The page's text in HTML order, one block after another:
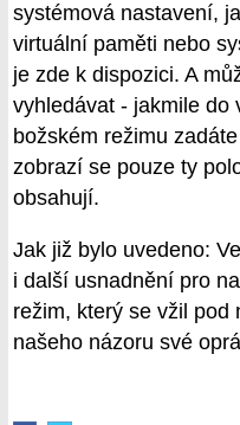
systémová nastavení,
virtuální paměti nebo
je zde k dispozici. A
vyhledávat - jakmile do
božském režimu
zobrazí se pouze ty
obsahují.
Jak již bylo uvedeno:
i další usnadnění pro
režim, který se vžil pod
našeho názoru své